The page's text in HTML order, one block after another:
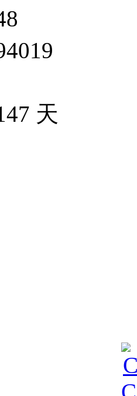
天